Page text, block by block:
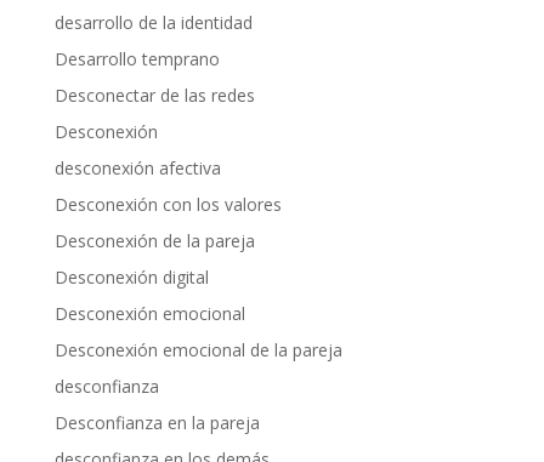
desarrollo de la identidad
Desarrollo temprano
Desconectar de las redes
Desconexión
desconexión afectiva
Desconexión con los valores
Desconexión de la pareja
Desconexión digital
Desconexión emocional
Desconexión emocional de la pareja
desconfianza
Desconfianza en la pareja